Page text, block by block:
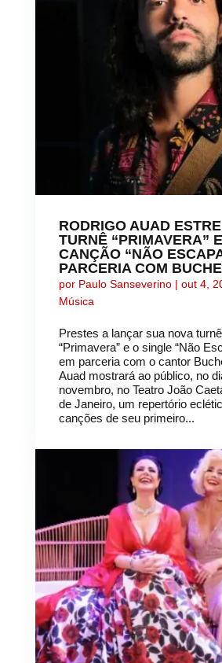
RODRIGO AUAD
TURNÊ “PRIMAVERA”
CANÇÃO “NÃO
PARCERIA COM
por Paulo Sanseverino| out 4,
Música
Prestes a lançar sua nova
“Primavera” e o single “Não
em parceria com o cantor
Auad mostrará ao público, no
novembro, no Teatro João
de Janeiro, um repertório
canções de seu primeiro...